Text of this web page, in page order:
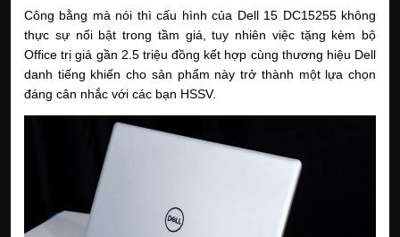
Công bằng mà nói thì cấu hình của Dell 15 DC15255 không
thực sự nổi bật trong tầm giá, tuy nhiên việc tặng kèm bộ
Office trị giá gần 2.5 triệu đồng kết hợp cùng thương hiệu Dell
danh tiếng khiến cho sản phẩm này trở thành một lựa chọn
đáng cân nhắc với các bạn HSSV.